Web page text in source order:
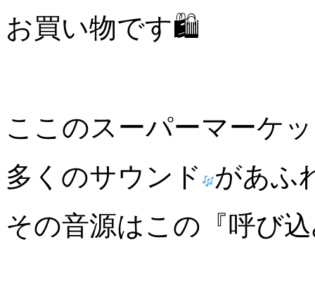
お買い物です🛍
ここのスーパーマーケ
多くのサウンド
があふ
その音源はこの『呼び